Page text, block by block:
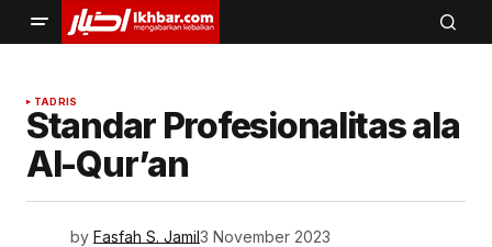
TADRIS
Standar Profesionalitas ala
Al-Qur’an
by Fasfah S. Jamil3 November 2023